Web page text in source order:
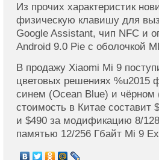
Из прочих характеристик
физическую клавишу для
Google Assistant, чип NFC и
Android 9.0 Pie с оболочкой
В продажу Xiaomi Mi 9
цветовых решениях %u2015
синем (Ocean Blue) и чёрном
стоимость в Китае составит
и $490 за модификацию 8/
памятью 12/256 Гбайт Mi 9